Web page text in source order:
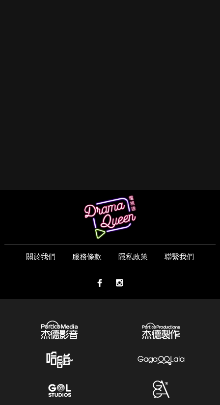
關於我們 服務條款 隱私政策 聯繫我們